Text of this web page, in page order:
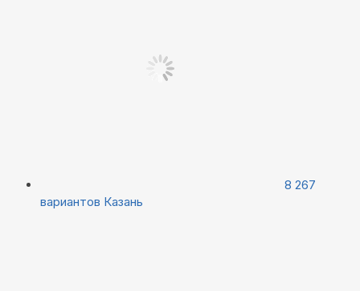
8 267
вариантов Казань